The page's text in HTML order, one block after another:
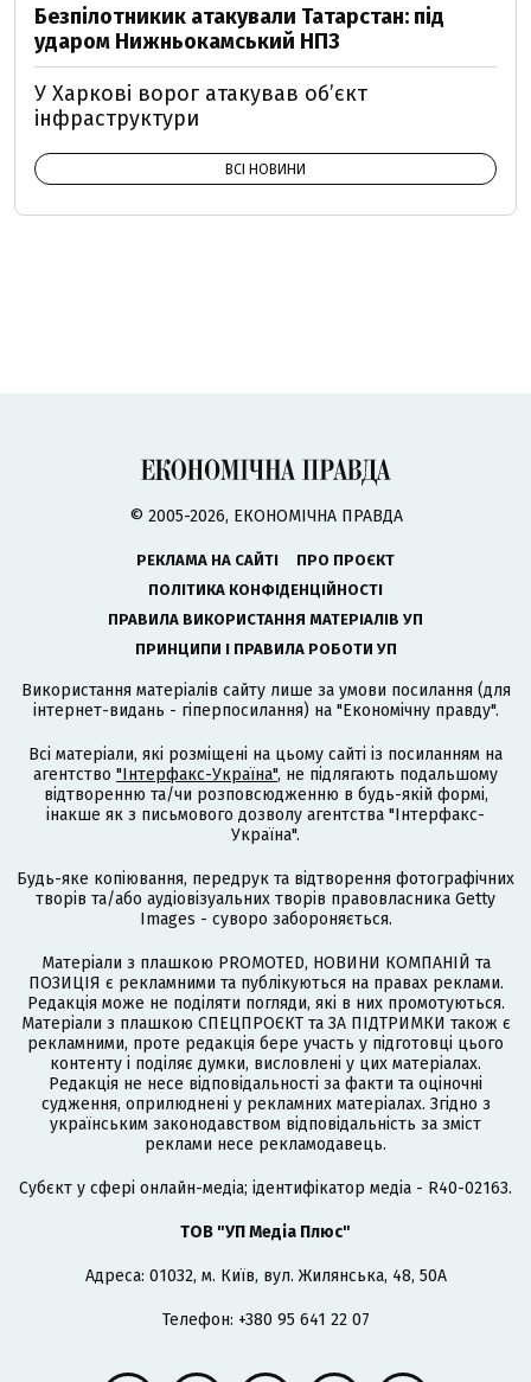
Безпілотникик атакували Татарстан: під
ударом Нижньокамський НПЗ
У Харкові ворог атакував обʼєкт
інфраструктури
ВСІ НОВИНИ
© 2005-2026, ЕКОНОМІЧНА ПРАВДА
РЕКЛАМА НА САЙТІ
ПРО ПРОЄКТ
ПОЛІТИКА КОНФІДЕНЦІЙНОСТІ
ПРАВИЛА ВИКОРИСТАННЯ МАТЕРІАЛІВ УП
ПРИНЦИПИ І ПРАВИЛА РОБОТИ УП
Використання матеріалів сайту лише за умови посилання (для
інтернет-видань - гіперпосилання) на "Економічну правду".
Всі матеріали, які розміщені на цьому сайті із посиланням на
агентство "Інтерфакс-Україна", не підлягають подальшому
відтворенню та/чи розповсюдженню в будь-якій формі,
інакше як з письмового дозволу агентства "Інтерфакс-
Україна".
Будь-яке копіювання, передрук та відтворення фотографічних
творів та/або аудіовізуальних творів правовласника Getty
Images - суворо забороняється.
Матеріали з плашкою PROMOTED, НОВИНИ КОМПАНІЙ та
ПОЗИЦІЯ є рекламними та публікуються на правах реклами.
Редакція може не поділяти погляди, які в них промотуються.
Матеріали з плашкою СПЕЦПРОЄКТ та ЗА ПІДТРИМКИ також є
рекламними, проте редакція бере участь у підготовці цього
контенту і поділяє думки, висловлені у цих матеріалах.
Редакція не несе відповідальності за факти та оціночні
судження, оприлюднені у рекламних матеріалах. Згідно з
українським законодавством відповідальність за зміст
реклами несе рекламодавець.
Cубєкт у сфері онлайн-медіа; ідентифікатор медіа - R40-02163.
ТОВ "УП Медіа Плюс"
Адреса: 01032, м. Київ, вул. Жилянська, 48, 50А
Телефон: +380 95 641 22 07